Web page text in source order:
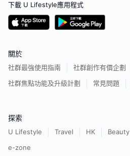
下載 U Lifestyle應用程式
關於
社群最強使用指南
社群創作有價企劃
社群焦點功能及升級計劃
常見問題
探索
U Lifestyle Travel HK Beauty
e-zone